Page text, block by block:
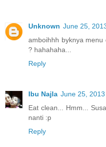
Unknown June 25,
amboihhh byknya menu
? hahahaha...
Reply
Ibu Najla June 25,
Eat clean... Hmm...
nanti :p
Reply